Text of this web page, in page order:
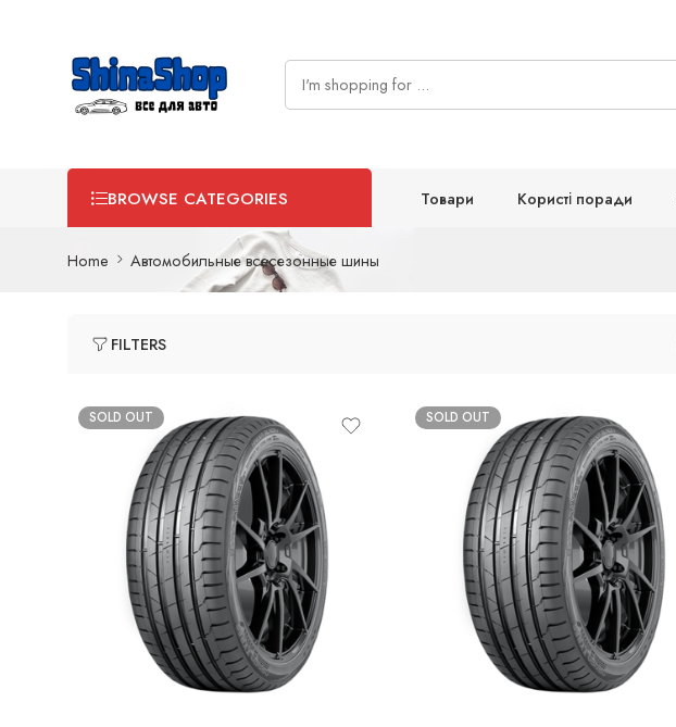
BROWSE CATEGORIES Товари Користі поради
Home Автомобильные всесезонные шины
FILTERS
SOLD OUT SOLD OUT